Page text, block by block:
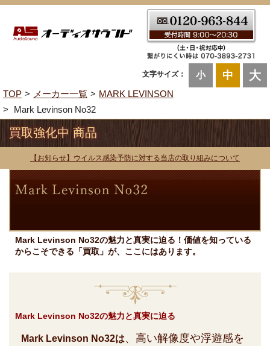
文字サイズ： 小 中 大
TOP メーカー一覧
MARK LEVINSON
Mark Levinson No32
買取強化中 商品
【お知らせ】ウイルス感染予防に対する当店の取り組みについて
Mark Levinson No32の魅力と真実に迫る！価値を知っている
からこそできる「買取」が、ここにはあります。
Mark Levinson No32の魅力と真実に迫る
Mark Levinson No32は、高い解像度や浮遊感を